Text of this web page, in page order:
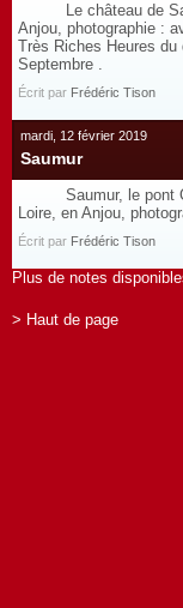
Le château de
Anjou, photographie :
Très Riches Heures
Septembre .
Écrit par Frédéric Tison
mardi, 12 février 2019
Saumur
Saumur, le pont
Loire, en Anjou,
Écrit par Frédéric Tison
Plus de notes
> Haut de page